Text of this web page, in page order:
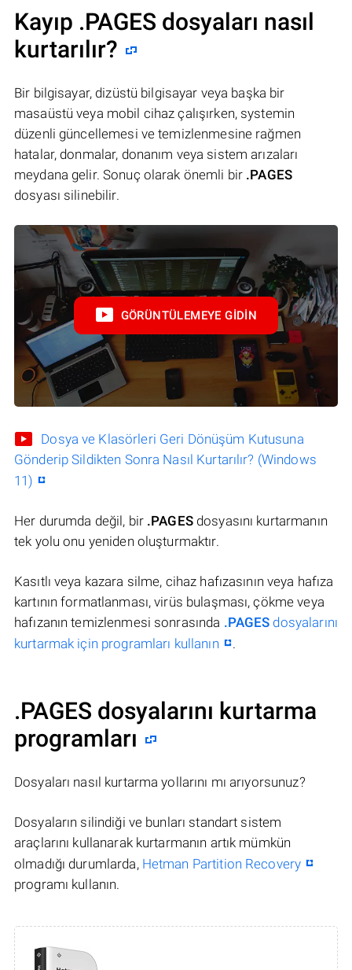
Kayıp .PAGES dosyaları nasıl
kurtarılır?
Bir bilgisayar, dizüstü bilgisayar veya başka bir
masaüstü veya mobil cihaz çalışırken, systemin
düzenli güncellemesi ve temizlenmesine rağmen
hatalar, donmalar, donanım veya sistem arızaları
meydana gelir. Sonuç olarak önemli bir .PAGES
dosyası silinebilir.
GÖRÜNTÜLEMEYE GIDIN
Dosya ve Klasörleri Geri Dönüşüm Kutusuna
Gönderip Sildikten Sonra Nasıl Kurtarılır? (Windows
11)
Her durumda değil, bir .PAGESdosyasını kurtarmanın
tek yolu onu yeniden oluşturmaktır.
Kasıtlı veya kazara silme, cihaz hafızasının veya hafıza
kartının formatlanması, virüs bulaşması, çökme veya
hafızanın temizlenmesi sonrasında .PAGES dosyalarını
kurtarmak için programları kullanın
.
.PAGES dosyalarını kurtarma
programları
Dosyaları nasıl kurtarma yollarını mı arıyorsunuz?
Dosyaların silindiği ve bunları standart sistem
araçlarını kullanarak kurtarmanın artık mümkün
olmadığı durumlarda, Hetman Partition Recovery
programı kullanın.